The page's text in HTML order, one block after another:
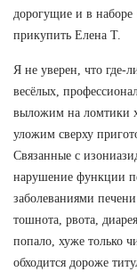
дорогущие и в
прикупить Елена Т.
Я не уверен, что где-
весёлых,
выложим на ломтики
уложим сверху
Связанные с
нарушение функции
заболеваниями
тошнота, рвота,
попало, хуже только
обходится дороже